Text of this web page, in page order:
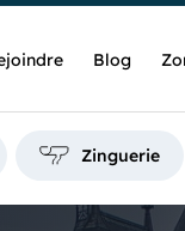
Blog
Zinguerie